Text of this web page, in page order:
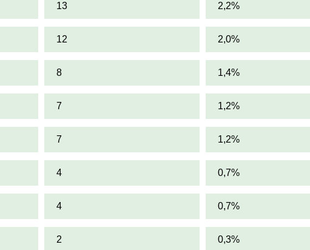
13 2,2%
12 2,0%
8 1,4%
7 1,2%
7 1,2%
4 0,7%
4 0,7%
2 0,3%